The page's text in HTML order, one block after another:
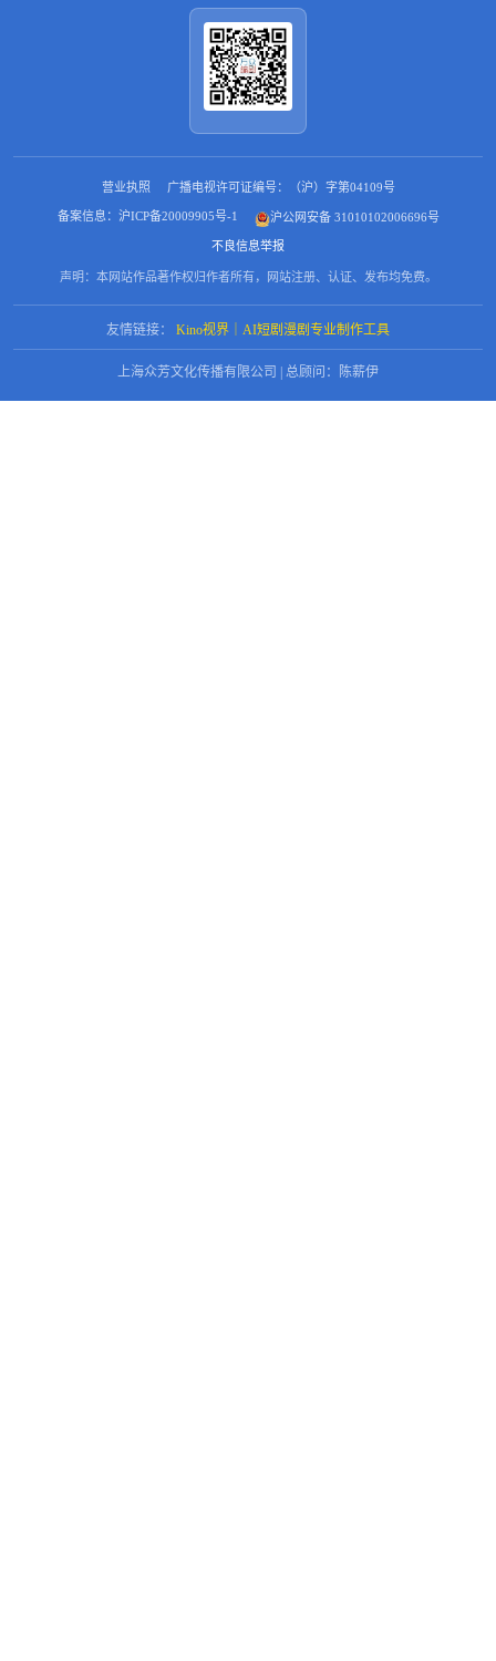
营业执照 广播电视许可证编号：（沪）字第04109号
备案信息：沪ICP备20009905号-1 沪公网安备 31010102006696号
不良信息举报
声明：本网站作品著作权归作者所有，网站注册、认证、发布均免费。
友情链接： Kino视界｜AI短剧漫剧专业制作工具
上海众芳文化传播有限公司 | 总顾问：陈薪伊